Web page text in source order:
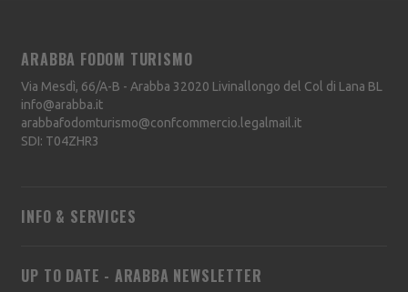
UP TO DATE - ARABBA NEWSLETTER
ARABBA FODOM TURISMO
Via Mesdì, 66/A-B - Arabba 32020 Livinallongo del Col di Lana BL
info@arabba.it
arabbafodomturismo@confcommercio.legalmail.it
SDI: T04ZHR3
INFO & SERVICES